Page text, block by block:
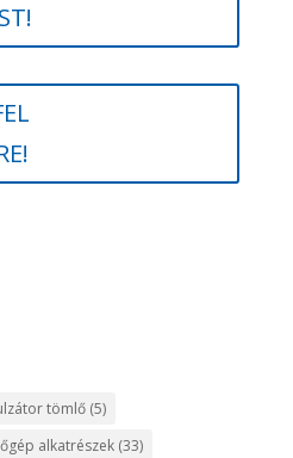
tömlő(5)
alkatrészek(33)